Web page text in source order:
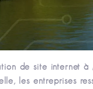
de site internet à
les entreprises